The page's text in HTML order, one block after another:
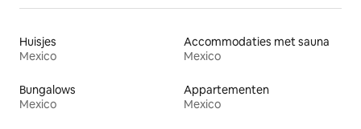
Huisjes
Mexico
Accommodaties met sauna
Mexico
Bungalows
Mexico
Appartementen
Mexico